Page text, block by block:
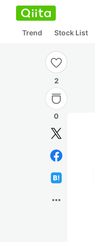
Trend Stock List
2
0
more_horiz